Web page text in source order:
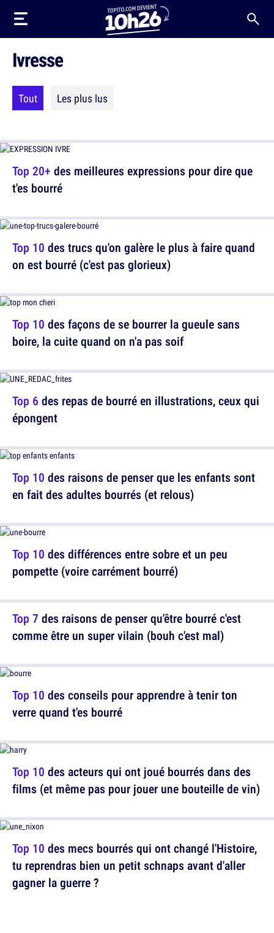
Ivresse
Tout Les plus lus
Top 20+ des meilleures expressions pour dire que
t'es bourré
Top 10 des trucs qu'on galère le plus à faire quand
on est bourré (c'est pas glorieux)
Top 6 des repas de bourré en illustrations, ceux qui
épongent
Top 10 des différences entre sobre et un peu
pompette (voire carrément bourré)
Top 10 des conseils pour apprendre à tenir ton
verre quand t'es bourré
Top 10 des mecs bourrés qui ont changé l'Histoire,
tu reprendras bien un petit schnaps avant d'aller
gagner la guerre ?
Top 10 des façons de se bourrer la gueule sans
boire, la cuite quand on n'a pas soif
Top 10 des raisons de penser que les enfants sont
en fait des adultes bourrés (et relous)
Top 7 des raisons de penser qu'être bourré c'est
comme être un super vilain (bouh c'est mal)
Top 10 des acteurs qui ont joué bourrés dans des
films (et même pas pour jouer une bouteille de vin)